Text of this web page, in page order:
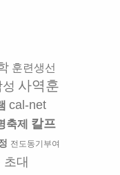
훈련생선
사역훈
cal-net
축제
칼프
전도동기부여
초대